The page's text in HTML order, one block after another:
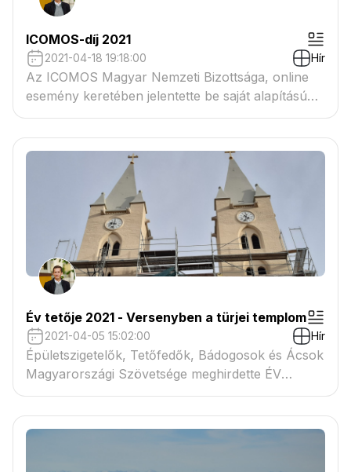
ICOMOS-díj 2021
2021-04-18 19:18:00 Hír
Az ICOMOS Magyar Nemzeti Bizottsága, online
esemény keretében jelentette be saját alapítású
díjának győzteseit a Műemléki Világnap
alkalmából.
Év tetője 2021 - Versenyben a türjei templom
2021-04-05 15:02:00 Hír
Épületszigetelők, Tetőfedők, Bádogosok és Ácsok
Magyarországi Szövetsége meghirdette ÉV
TETŐJE 2021 Nívódíj pályázatot.